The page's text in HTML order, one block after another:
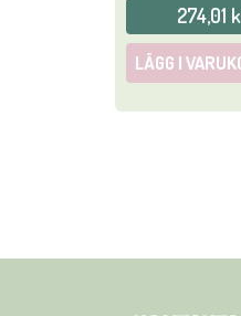
274,01
LÄGG I